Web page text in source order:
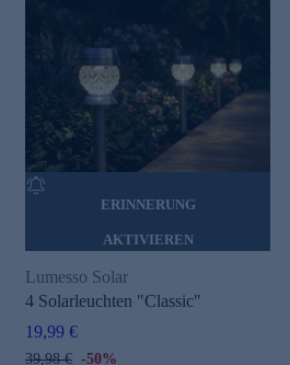
ERINNERUNG
AKTIVIEREN
Lumesso Solar
4 Solarleuchten "Classic"
19,99 €
39,98 € -50%